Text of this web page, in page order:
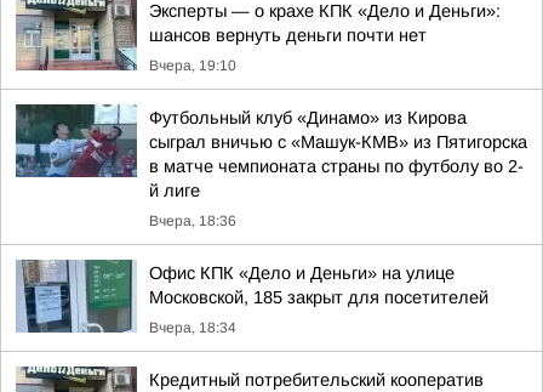
Эксперты — о крахе КПК «Дело и Деньги»:
шансов вернуть деньги почти нет
Вчера, 19:10
Футбольный клуб «Динамо» из Кирова
сыграл вничью с «Машук-КМВ» из Пятигорска
в матче чемпионата страны по футболу во 2-
й лиге
Вчера, 18:36
Офис КПК «Дело и Деньги» на улице
Московской, 185 закрыт для посетителей
Вчера, 18:34
Кредитный потребительский кооператив